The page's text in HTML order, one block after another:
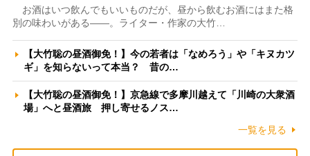
お酒はいつ飲んでもいいものだが、昼から飲むお酒にはまた格
別の味わいがある――。ライター・作家の大竹…
【大竹聡の昼酒御免！】今の若者は「なめろう」や「キヌカツ
ギ」を知らないって本当？ 昔の…
【大竹聡の昼酒御免！】京急線で多摩川越えて「川崎の大衆酒
場」へと昼酒旅 押し寄せるノス…
一覧を見る